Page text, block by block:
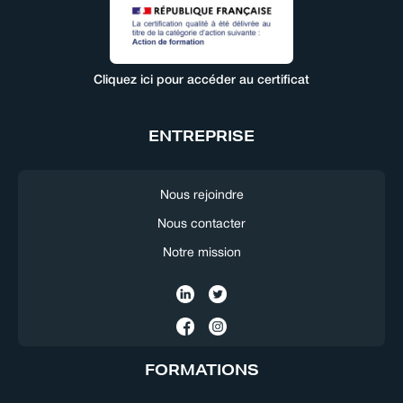
Cliquez ici pour accéder au certificat
ENTREPRISE
Nous rejoindre
Nous contacter
Notre mission
FORMATIONS